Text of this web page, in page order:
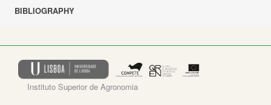
BIBLIOGRAPHY
Instituto Superior de Agronomia